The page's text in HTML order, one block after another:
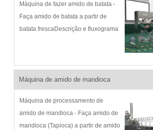
Máquina de fazer amido de batata -
Faça amido de batata a partir de
batata frescaDescrição e fluxograma
continuamente máquina de fazer
amido de batata desde 1991 para
m...
Máquina de amido de mandioca
Máquina de processamento de
amido de mandioca - Faça amido de
mandioca (Tapioca) a partir de amido